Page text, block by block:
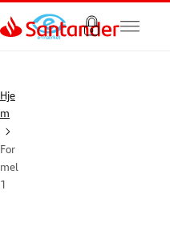
Gå til hovedindholdet
Hje
m
For
mel
1